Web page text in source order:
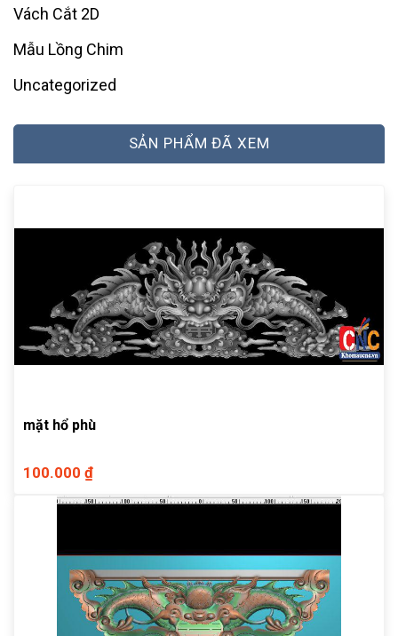
Vách Cắt 2D
Mẫu Lồng Chim
Uncategorized
SẢN PHẨM ĐÃ XEM
mặt hổ phù
100.000 ₫